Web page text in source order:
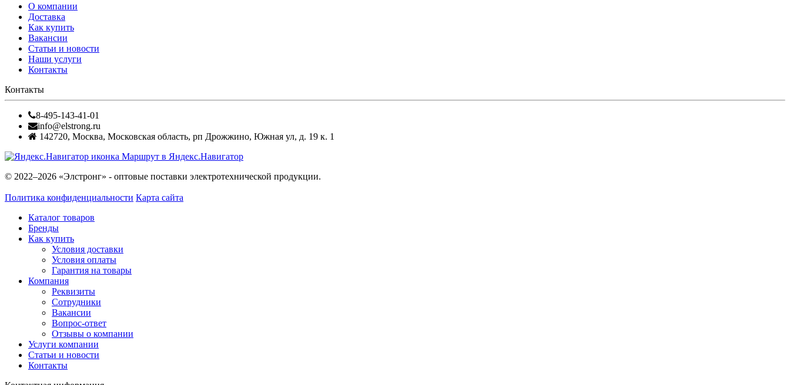
О компании
Доставка
Как купить
Вакансии
Статьи и новости
Наши услуги
Контакты
Контакты
8-495-143-41-01
info@elstrong.ru
142720, Москва, Московская область, рп Дрожжино, Южная ул, д. 19 к. 1
Маршрут в Яндекс.Навигатор
© 2022–2026 «Элстронг» - оптовые поставки электротехнической продукции.
Политика конфиденциальности Карта сайта
Каталог товаров
Бренды
Как купить
Условия доставки
Условия оплаты
Гарантия на товары
Компания
Реквизиты
Сотрудники
Вакансии
Вопрос-ответ
Отзывы о компании
Услуги компании
Статьи и новости
Контакты